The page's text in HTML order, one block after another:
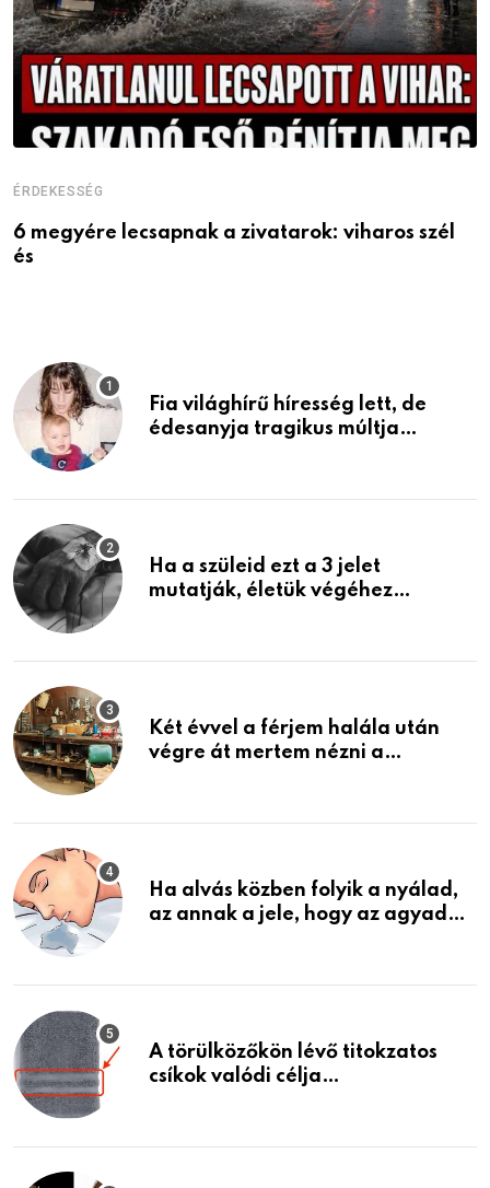
ÉRDEKESSÉG
6 megyére lecsapnak a zivatarok: viharos szél
és
Fia világhírű híresség lett, de
édesanyja tragikus múltja
Ha a szüleid ezt a 3 jelet
mutatják, életük végéhez
Két évvel a férjem halála után
végre át mertem nézni a
életemet
Ha alvás közben folyik a nyálad,
az annak a jele, hogy az agyad…
A törülközőkön lévő titokzatos
csíkok valódi célja…